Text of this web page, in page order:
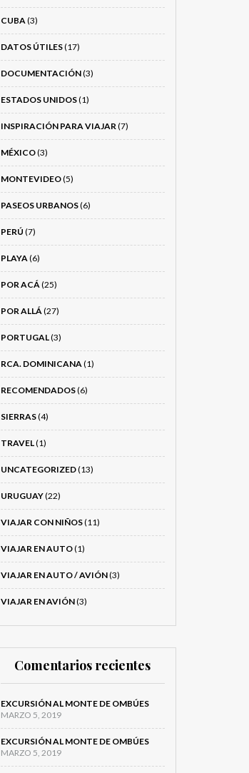
CUBA(3)
DATOS ÚTILES(17)
DOCUMENTACIÓN(3)
ESTADOS UNIDOS(1)
INSPIRACIÓN PARA VIAJAR(7)
MÉXICO(3)
MONTEVIDEO(5)
PASEOS URBANOS(6)
PERÚ (7)
PLAYA(6)
POR ACÁ(25)
POR ALLÁ(27)
PORTUGAL(3)
RCA. DOMINICANA(1)
RECOMENDADOS(6)
SIERRAS(4)
TRAVEL(1)
UNCATEGORIZED(13)
URUGUAY(22)
VIAJAR CON NIÑOS(11)
VIAJAR EN AUTO(1)
VIAJAR EN AUTO / AVIÓN(3)
VIAJAR EN AVIÓN(3)
Comentarios recientes
EXCURSIÓN AL MONTE DE OMBÚES
MARZO 5, 2019
EXCURSIÓN AL MONTE DE OMBÚES
MARZO 5, 2019